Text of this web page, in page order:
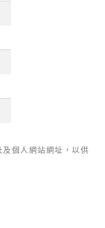
個人網站網址，以供